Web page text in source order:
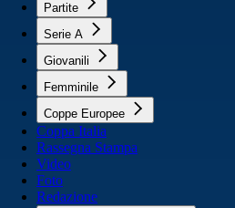
Partite
Serie A
Giovanili
Femminile
Coppe Europee
Coppa Italia
Rassegna Stampa
Video
Foto
Redazione